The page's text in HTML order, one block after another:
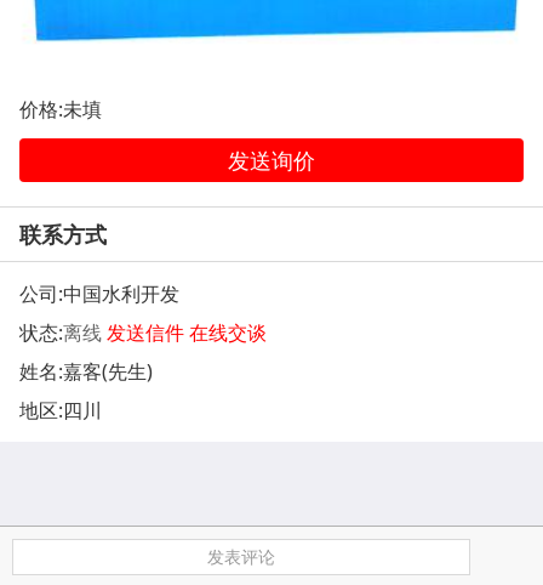
价格:未填
发送询价
联系方式
公司:中国水利开发
状态:离线发送信件在线交谈
姓名:嘉客(先生)
地区:四川
发表评论